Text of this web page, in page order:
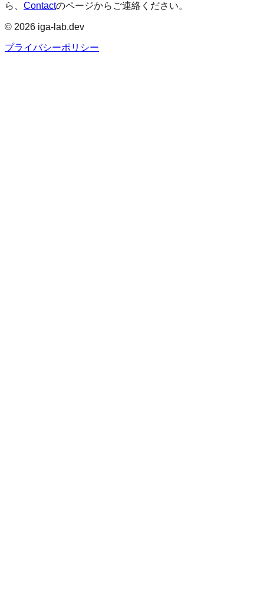
ら、 Contactのページからご連絡ください。
© 2026 iga-lab.dev
プライバシーポリシー